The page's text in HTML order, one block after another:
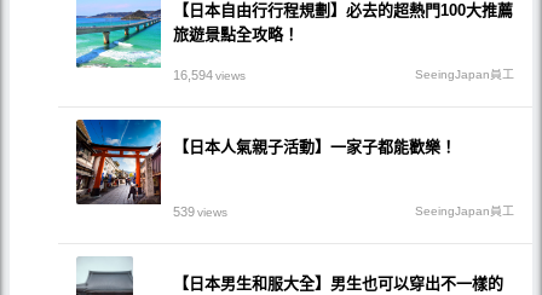
【日本自由行行程規劃】必去的超熱門100大推薦
旅遊景點全攻略！
16,594views SeeingJapan員工
【日本人氣親子活動】一家子都能歡樂！
539views SeeingJapan員工
【日本男生和服大全】男生也可以穿出不一樣的